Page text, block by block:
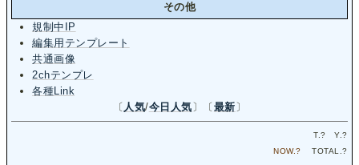
その他
規制中IP
編集用テンプレート
共通画像
2chテンプレ
各種Link
〔 人気/今日人気 〕〔 最新 〕
T.? Y.?
NOW.? TOTAL.?